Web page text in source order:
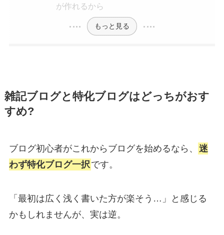
が作れるから
もっと見る
雑記ブログと特化ブログはどっちがおす
すめ?
ブログ初心者がこれからブログを始めるなら、
迷
わず特化ブログ一択です。
「最初は広く浅く書いた方が楽そう…」と感じる
かもしれませんが、実は逆。